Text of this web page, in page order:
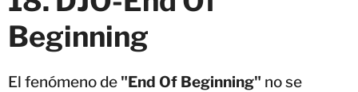
Beginning
El fenómeno de "End Of Beginning" no se